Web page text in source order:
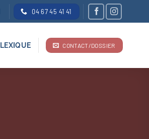
04 67 45 41 41
LEXIQUE CONTACT/DOSSIER